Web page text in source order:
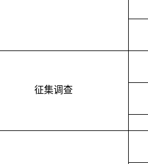
征集调查